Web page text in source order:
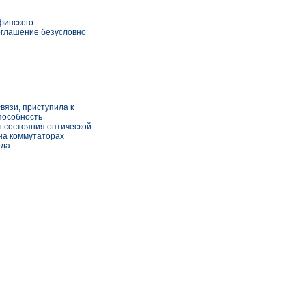
безусловно
приступила к
оптической
коммутаторах